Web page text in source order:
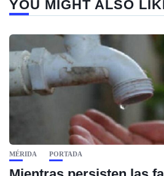
YOU MIGHT ALSO
MÉRIDA PORTADA